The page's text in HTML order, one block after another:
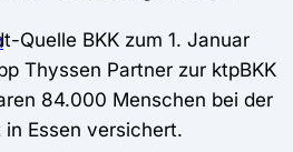
Quelle BKK zum 1. Januar
Thyssen Partner zur ktpBKK
84.000 Menschen bei der
Essen versichert.